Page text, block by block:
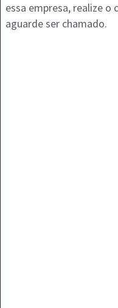
essa empresa, realize o
aguarde ser chamado.